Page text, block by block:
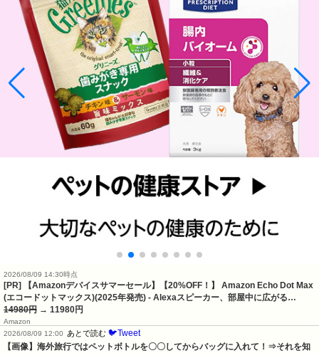
2026/08/09 14:30時点
[PR] 【Amazonデバイスサマーセール】【20%OFF！】 Amazon Echo Dot Max
(エコードットマックス)(2025年発売) - Alexaスピーカー、部屋中に広がる…
14980円 → 11980円
Amazon
2026/08/09 12:00
あとで読む 🐦Tweet
【画像】海外旅行ではペットボトルを〇〇してからバッグに入れて！⇒それを知